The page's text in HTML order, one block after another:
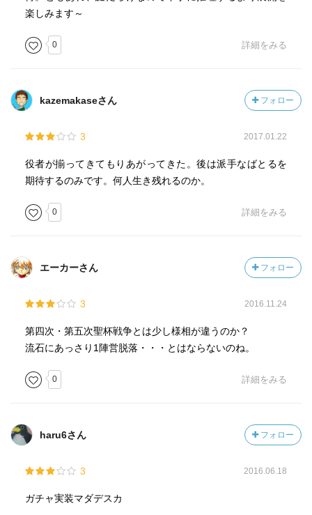
楽しみます～
0 詳細をみる
kazemakaseさん フォロー
3 2017.01.22
役者が揃ってきてもりあがってきた。後は派手なばとるを
期待するのみです。何人生き残れるのか。
0 詳細をみる
エーカーさん フォロー
3 2016.11.24
第四次・第五次聖杯戦争とは少し様相が違うのか？
流石にあっさり1陣営脱落・・・とはならないのね。
0 詳細をみる
haru6さん フォロー
3 2016.06.18
ガチャ実装マダデスカ